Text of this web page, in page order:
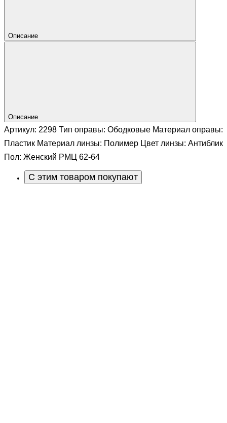
Описание
Описание
Артикул: 2298 Тип оправы: Ободковые Материал оправы:
Пластик Материал линзы: Полимер Цвет линзы: Антиблик
Пол: Женский РМЦ 62-64
С этим товаром покупают